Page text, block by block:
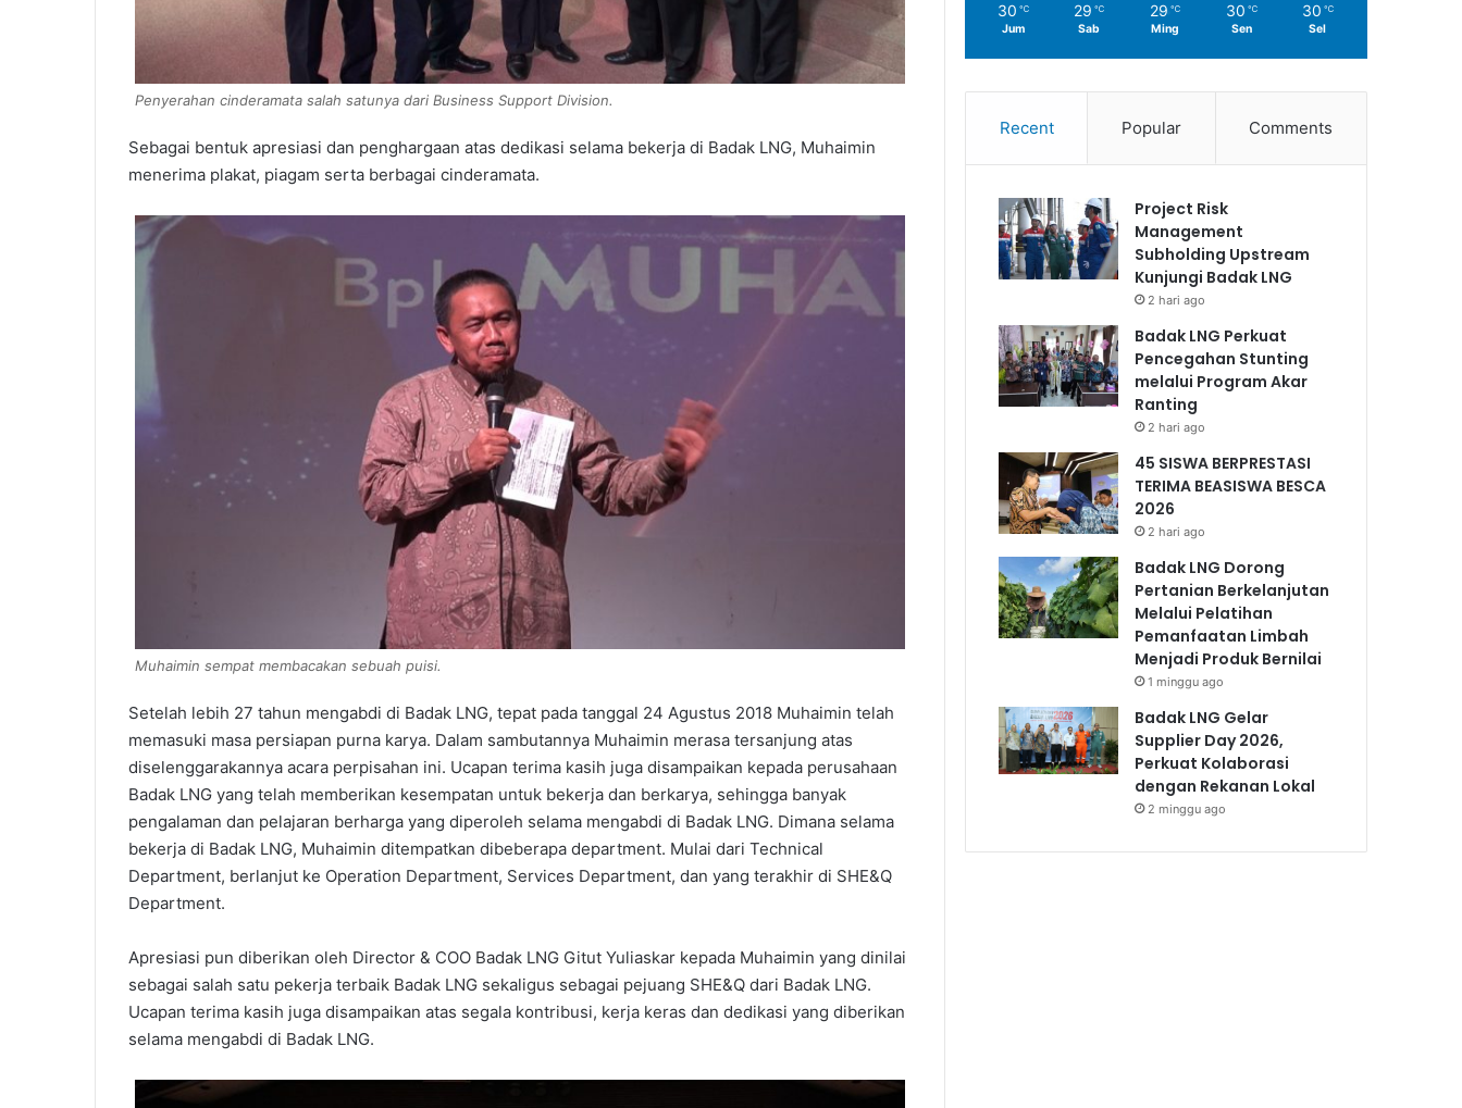
Penyerahan cinderamata salah satunya dari Business Support Division.
Sebagai bentuk apresiasi dan penghargaan atas dedikasi selama bekerja di Badak LNG, Muhaimin
menerima plakat, piagam serta berbagai cinderamata.
Muhaimin sempat membacakan sebuah puisi.
Setelah lebih 27 tahun mengabdi di Badak LNG, tepat pada tanggal 24 Agustus 2018 Muhaimin telah
memasuki masa persiapan purna karya. Dalam sambutannya Muhaimin merasa tersanjung atas
diselenggarakannya acara perpisahan ini. Ucapan terima kasih juga disampaikan kepada perusahaan
Badak LNG yang telah memberikan kesempatan untuk bekerja dan berkarya, sehingga banyak
pengalaman dan pelajaran berharga yang diperoleh selama mengabdi di Badak LNG. Dimana selama
bekerja di Badak LNG, Muhaimin ditempatkan dibeberapa department. Mulai dari Technical
Department, berlanjut ke Operation Department, Services Department, dan yang terakhir di SHE&Q
Department.
Apresiasi pun diberikan oleh Director & COO Badak LNG Gitut Yuliaskar kepada Muhaimin yang dinilai
sebagai salah satu pekerja terbaik Badak LNG sekaligus sebagai pejuang SHE&Q dari Badak LNG.
Ucapan terima kasih juga disampaikan atas segala kontribusi, kerja keras dan dedikasi yang diberikan
selama mengabdi di Badak LNG.
30 ℃
Jum
29 ℃
Sab
29 ℃
Ming
30 ℃
Sen
30 ℃
Sel
Recent Popular Comments
Project Risk
Management
Subholding Upstream
Kunjungi Badak LNG
2 hari ago
Badak LNG Perkuat
Pencegahan Stunting
melalui Program Akar
Ranting
2 hari ago
45 SISWA BERPRESTASI
TERIMA BEASISWA BESCA
2026
2 hari ago
Badak LNG Dorong
Pertanian Berkelanjutan
Melalui Pelatihan
Pemanfaatan Limbah
Menjadi Produk Bernilai
1 minggu ago
Badak LNG Gelar
Supplier Day 2026,
Perkuat Kolaborasi
dengan Rekanan Lokal
2 minggu ago